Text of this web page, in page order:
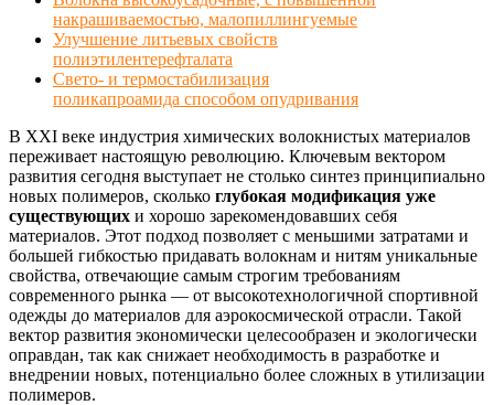
накрашиваемостью, малопиллингуемые
Улучшение литьевых свойств
полиэтилентерефталата
Свето- и термостабилизация
поликапроамида способом опудривания
В XXI веке индустрия химических волокнистых материалов
переживает настоящую революцию. Ключевым вектором
развития сегодня выступает не столько синтез принципиально
новых полимеров, сколько глубокая модификация уже
существующих и хорошо зарекомендовавших себя
материалов. Этот подход позволяет с меньшими затратами и
большей гибкостью придавать волокнам и нитям уникальные
свойства, отвечающие самым строгим требованиям
современного рынка — от высокотехнологичной спортивной
одежды до материалов для аэрокосмической отрасли. Такой
вектор развития экономически целесообразен и экологически
оправдан, так как снижает необходимость в разработке и
внедрении новых, потенциально более сложных в утилизации
полимеров.